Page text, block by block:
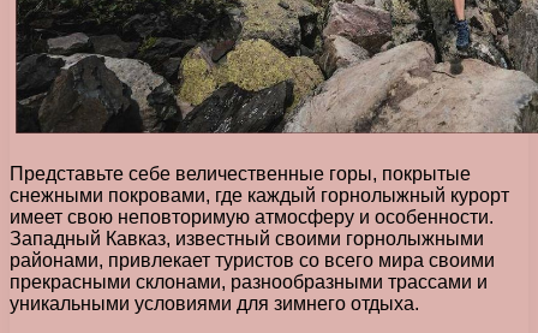
Представьте себе величественные горы, покрытые
снежными покровами, где каждый горнолыжный курорт
имеет свою неповторимую атмосферу и особенности.
Западный Кавказ, известный своими горнолыжными
районами, привлекает туристов со всего мира своими
прекрасными склонами, разнообразными трассами и
уникальными условиями для зимнего отдыха.